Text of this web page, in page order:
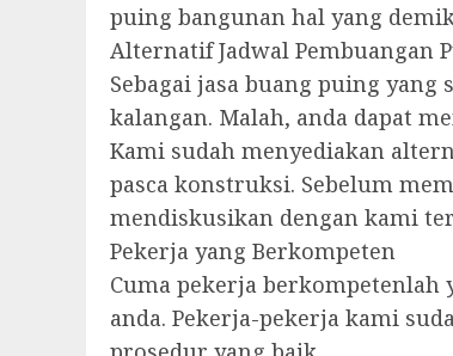
puing bangunan hal yang
Alternatif Jadwal Pembuangan
Sebagai jasa buang puing
kalangan. Malah, anda dapat
Kami sudah menyediakan
pasca konstruksi. Sebelum
mendiskusikan dengan kami
Pekerja yang Berkompeten
Cuma pekerja
anda. Pekerja-pekerja kami